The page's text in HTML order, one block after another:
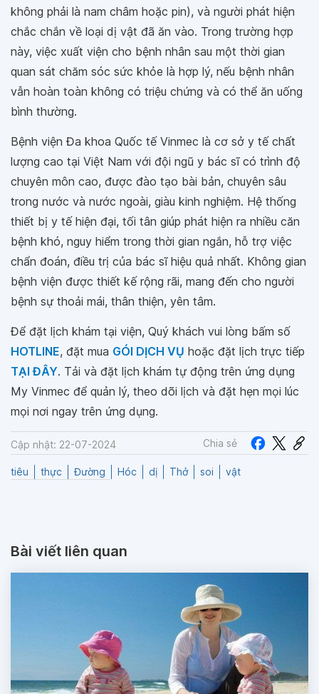
không phải là nam châm hoặc pin), và người phát hiện
chắc chắn về loại dị vật đã ăn vào. Trong trường hợp
này, việc xuất viện cho bệnh nhân sau một thời gian
quan sát chăm sóc sức khỏe là hợp lý, nếu bệnh nhân
vẫn hoàn toàn không có triệu chứng và có thể ăn uống
bình thường.
Bệnh viện Đa khoa Quốc tế Vinmec là cơ sở y tế chất
lượng cao tại Việt Nam với đội ngũ y bác sĩ có trình độ
chuyên môn cao, được đào tạo bài bản, chuyên sâu
trong nước và nước ngoài, giàu kinh nghiệm. Hệ thống
thiết bị y tế hiện đại, tối tân giúp phát hiện ra nhiều căn
bệnh khó, nguy hiểm trong thời gian ngắn, hỗ trợ việc
chẩn đoán, điều trị của bác sĩ hiệu quả nhất. Không gian
bệnh viện được thiết kế rộng rãi, mang đến cho người
bệnh sự thoải mái, thân thiện, yên tâm.
Để đặt lịch khám tại viện, Quý khách vui lòng bấm số
HOTLINE, đặt mua GÓI DỊCH VỤ hoặc đặt lịch trực tiếp
TẠI ĐÂY. Tải và đặt lịch khám tự động trên ứng dụng
My Vinmec để quản lý, theo dõi lịch và đặt hẹn mọi lúc
mọi nơi ngay trên ứng dụng.
Cập nhật: 22-07-2024 Chia sẻ
tiêu thực Đường Hóc dị Thở soi vật
Bài viết liên quan